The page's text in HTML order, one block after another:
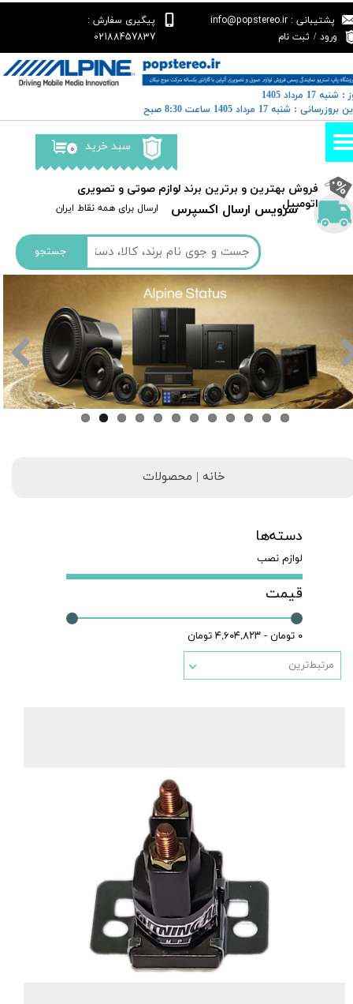
جستجو
سرویس ارسال اکسپرس ​​ارسال برای همه نقاط ایران
پشتیبانی : info@popstereo.ir
پیگیری سفارش :
02188457837
ورود / ثبت نام
حساب کاربری من
تغییر گذر واژه
سفارشات
خروج از حساب کاربری
۰ سبد خرید
​فروش بهترین و برترین برند لوازم صوتی و تصویری
اتومبیل​​​​​​​
17 مرداد 1405
: شنبه 17 مرداد 1405 ساعت 8:30 صبح
خانه | محصولات
دسته‌ها
لوازم نصب
قیمت
۰ تومان - ۴,۶۰۴,۸۲۳ تومان
مرتبط‌ترین